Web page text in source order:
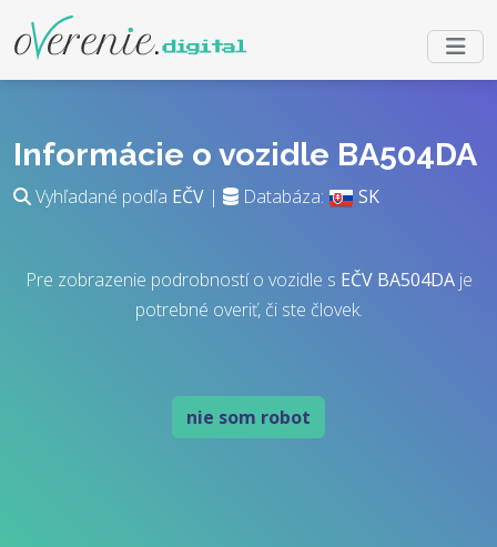
Informácie o vozidle BA504DA
Vyhľadané podľa EČV | Databáza: SK
Pre zobrazenie podrobností o vozidle s EČV BA504DAje
potrebné overiť, či ste človek.
nie som robot